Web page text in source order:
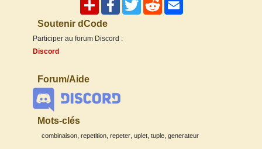
Soutenir dCode
Participer au forum Discord :
Discord
Forum/Aide
Mots-clés
combinaison repetition repeter uplet tuple generateur